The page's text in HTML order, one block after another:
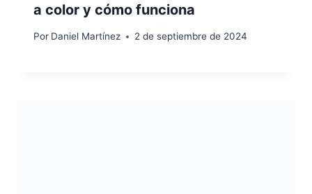
a color y cómo funciona
Por Daniel Martínez 2 de septiembre de 2024